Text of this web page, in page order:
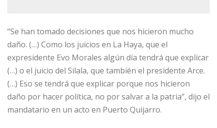
“Se han tomado decisiones que nos hicieron mucho
daño. (…) Como los juicios en La Haya, que el
expresidente Evo Morales algún día tendrá que explicar
(…) o el juicio del Silala, que también el presidente Arce.
(…) Eso se tendrá que explicar porque nos hicieron
daño por hacer política, no por salvar a la patria”, dijo el
mandatario en un acto en Puerto Quijarro.